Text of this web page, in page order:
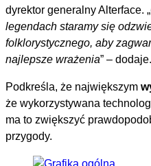
dyrektor generalny Alterface. „
legendach staramy się
folklorystycznego, aby
najlepsze wrażenia” – dodaje.
Podkreśla, że największym
że wykorzystywana
ma to zwiększyć
przygody.